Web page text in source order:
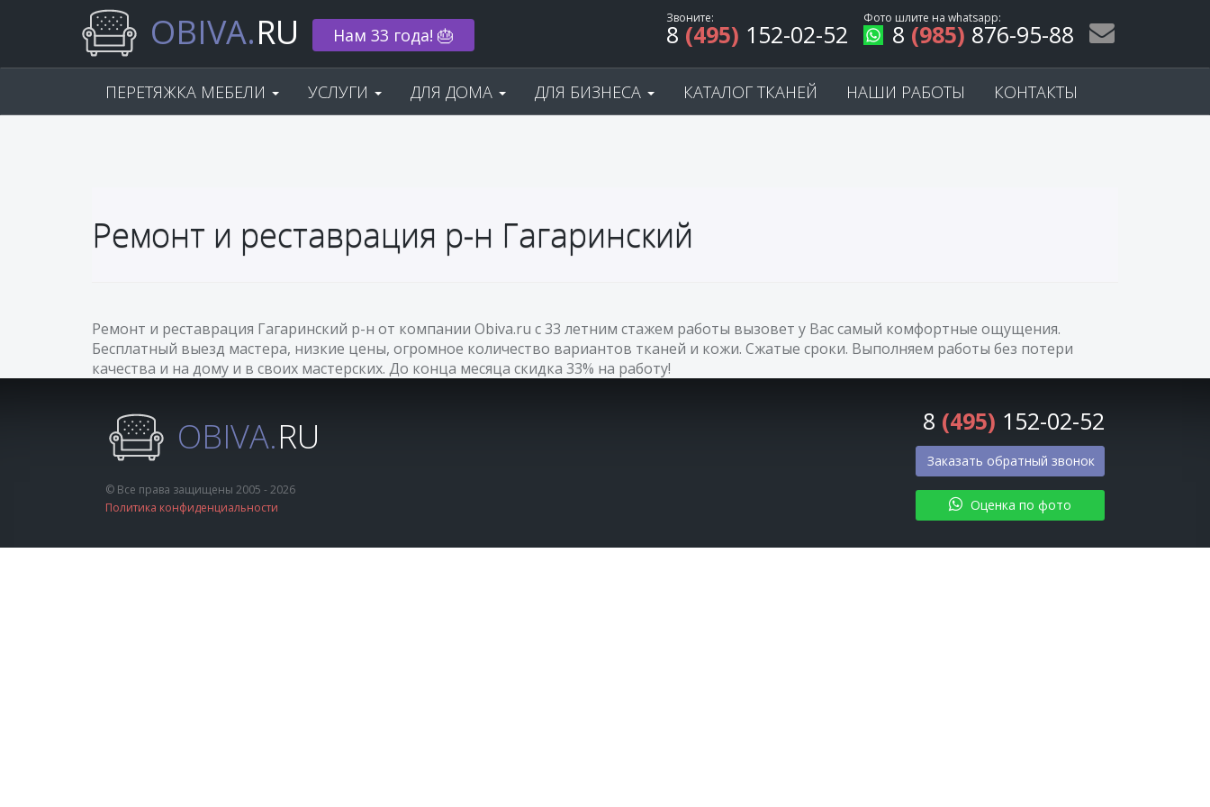
OBIVA.RU Нам 33 года! 🎂
Звоните:
8 (495) 152-02-52
Фото шлите на whatsapp:
8 (985) 876-95-88
ПЕРЕТЯЖКА МЕБЕЛИ УСЛУГИ ДЛЯ ДОМА ДЛЯ БИЗНЕСА КАТАЛОГ ТКАНЕЙ НАШИ РАБОТЫ КОНТАКТЫ
Ремонт и реставрация р-н Гагаринский
Ремонт и реставрация Гагаринский р-н от компании Obiva.ru с 33 летним стажем работы вызовет у Вас самый комфортные ощущения.
Бесплатный выезд мастера, низкие цены, огромное количество вариантов тканей и кожи. Сжатые сроки. Выполняем работы без потери
качества и на дому и в своих мастерских. До конца месяца скидка 33% на работу!
OBIVA.RU
© Все права защищены 2005 - 2026
Политика конфиденциальности
8 (495) 152-02-52
Заказать обратный звонок
Оценка по фото